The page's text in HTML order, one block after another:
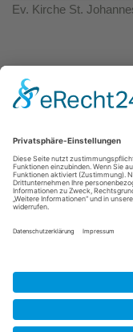
Ev. Kirche St.
Kontakt|